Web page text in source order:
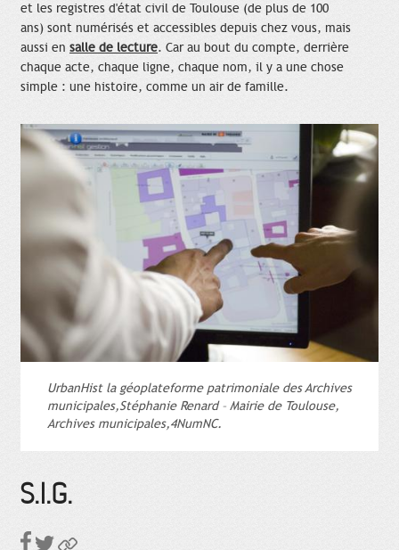
et les registres d'état civil de Toulouse (de plus de 100
ans) sont numérisés et accessibles depuis chez vous, mais
aussi en salle de lecture. Car au bout du compte, derrière
chaque acte, chaque ligne, chaque nom, il y a une chose
simple : une histoire, comme un air de famille.
UrbanHist la géoplateforme patrimoniale des Archives
municipales,Stéphanie Renard – Mairie de Toulouse,
Archives municipales,4NumNC.
S.I.G.